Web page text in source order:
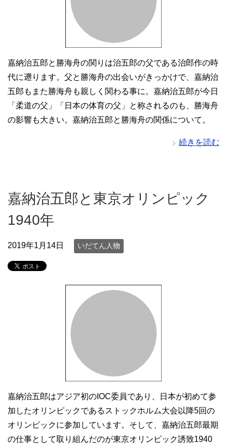
嘉納治五郎と勝海舟の関りは治五郎の父である治郎作の時
代に遡ります。父と勝海舟の出会いがきっかけで、嘉納治
五郎もまた勝海舟も親しく関わる事に。嘉納治五郎が今日
「柔道の父」「日本の体育の父」と称されるのも、勝海舟
の影響も大きい。嘉納治五郎と勝海舟の関係について。
続きを読む
嘉納治五郎と東京オリンピック
1940年
2019年1月14日 いだてん人物
嘉納治五郎はアジア初のIOC委員であり、日本が初めて参
加したオリンピックであるストックホルム大会以降5回の
オリンピックに参加しています。そして、嘉納治五郎最期
の仕事として取り組んだのが東京オリンピック誘致1940